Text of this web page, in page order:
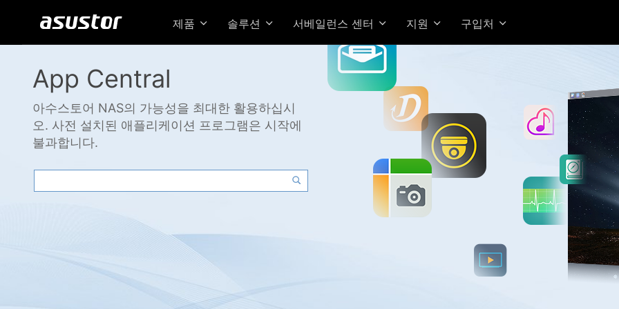
제품 솔루션 서베일런스 센터 지원 구입처
App Central
아수스토어 NAS의 가능성을 최대한 활용하십시
오. 사전 설치된 애플리케이션 프로그램은 시작에
불과합니다.